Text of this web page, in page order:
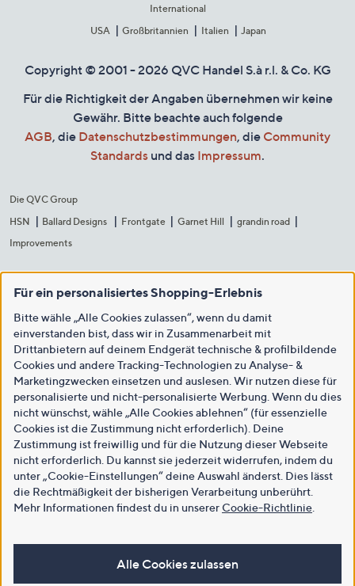
International
USA
Großbritannien Italien Japan
Copyright © 2001 - 2026 QVC Handel S.à r.l. & Co. KG
Für die Richtigkeit der Angaben übernehmen wir keine
Gewähr. Bitte beachte auch folgende
AGB, die Datenschutzbestimmungen, die Community
Standards und das Impressum.
Die QVC Group
HSN
Ballard Designs Frontgate Garnet Hill
grandin road
Improvements
Für ein personalisiertes Shopping-Erlebnis
Bitte wähle „Alle Cookies zulassen“, wenn du damit
einverstanden bist, dass wir in Zusammenarbeit mit
Drittanbietern auf deinem Endgerät technische & profilbildende
Cookies und andere Tracking-Technologien zu Analyse- &
Marketingzwecken einsetzen und auslesen. Wir nutzen diese für
personalisierte und nicht-personalisierte Werbung. Wenn du dies
nicht wünschst, wähle „Alle Cookies ablehnen“ (für essenzielle
Cookies ist die Zustimmung nicht erforderlich). Deine
Zustimmung ist freiwillig und für die Nutzung dieser Webseite
nicht erforderlich. Du kannst sie jederzeit widerrufen, indem du
unter „Cookie-Einstellungen“ deine Auswahl änderst. Dies lässt
die Rechtmäßigkeit der bisherigen Verarbeitung unberührt.
Mehr Informationen findest du in unsererCookie-Richtlinie
Alle Cookies zulassen